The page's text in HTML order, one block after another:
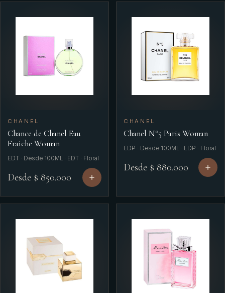
CHANEL
Chance de Chanel Eau
Fraiche Woman
EDT · Desde 100ML · EDT · Floral
Desde $ 850.000
CHANEL
Chanel N°5 Paris Woman
EDP · Desde 100ML · EDP · Floral
Desde $ 880.000